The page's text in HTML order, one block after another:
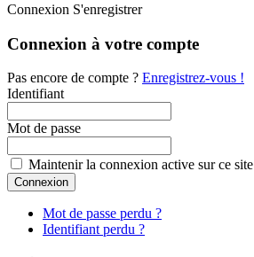
Connexion S'enregistrer
Connexion à votre compte
Pas encore de compte ? Enregistrez-vous !
Identifiant
Mot de passe
Maintenir la connexion active sur ce site
Mot de passe perdu ?
Identifiant perdu ?